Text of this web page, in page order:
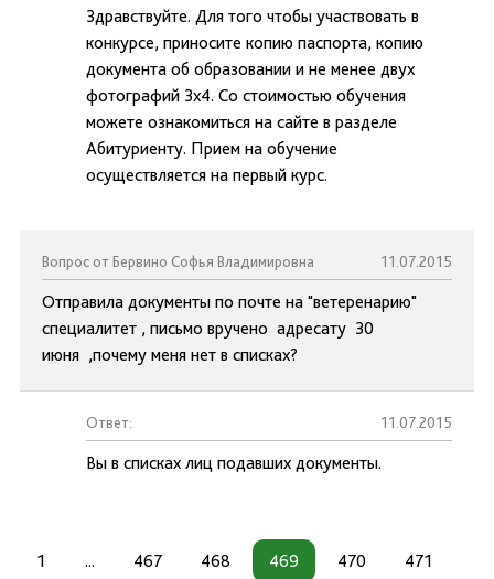
Здравствуйте. Для того чтобы участвовать в
конкурсе, приносите копию паспорта, копию
документа об образовании и не менее двух
фотографий 3х4. Со стоимостью обучения
можете ознакомиться на сайте в разделе
Абитуриенту. Прием на обучение
осуществляется на первый курс.
Вопрос от Бервино Софья Владимировна 11.07.2015
Отправила документы по почте на "ветеренарию"
специалитет , письмо вручено адресату 30
июня ,почему меня нет в списках?
Ответ: 11.07.2015
Вы в списках лиц подавших документы.
1 ... 467 468 469 470 471